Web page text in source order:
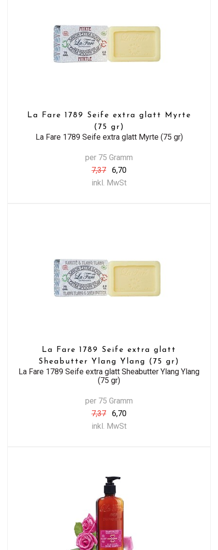
La Fare 1789 Seife extra glatt Myrte
(75 gr)
La Fare 1789 Seife extra glatt Myrte (75 gr)
per 75 Gramm
7,37
6,70
inkl. MwSt
La Fare 1789 Seife extra glatt
Sheabutter Ylang Ylang (75 gr)
La Fare 1789 Seife extra glatt Sheabutter Ylang Ylang
(75 gr)
per 75 Gramm
7,37
6,70
inkl. MwSt